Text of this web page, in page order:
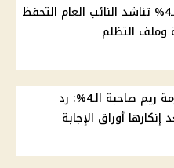
أسرة ريم طالبة الـ4% تناشد النائب العام التحفظ
وملف التظلم
القصة الكاملة لأزمة ريم صاحبة الـ4%: رد
أوراق الإجابة